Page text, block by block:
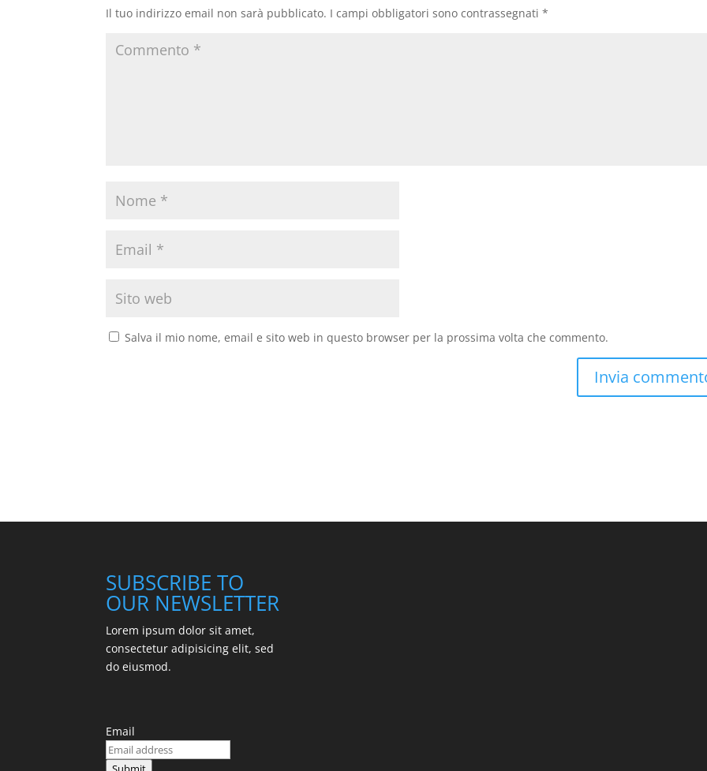
Il tuo indirizzo email non sarà pubblicato. I campi obbligatori sono contrassegnati*
Salva il mio nome, email e sito web in questo browser per la prossima volta che commento.
SUBSCRIBE TO
OUR NEWSLETTER
Lorem ipsum dolor sit amet,
consectetur adipisicing elit, sed
do eiusmod.
Email